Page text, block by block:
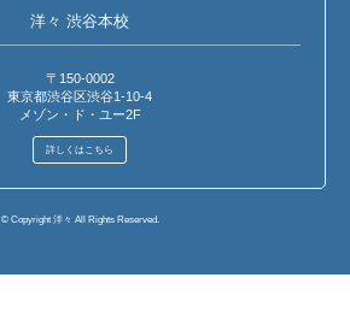
洋々 渋谷本校
〒150-0002
東京都渋谷区渋谷1-10-4
メゾン・ド・ユー2F
詳しくはこちら
© Copyright 洋々 All Rights Reserved.